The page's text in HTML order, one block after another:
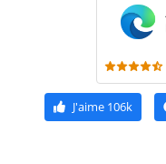
J'aime106k